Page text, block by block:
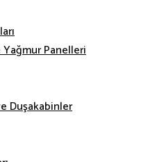
Yağmur Panelleri
Duşakabinler